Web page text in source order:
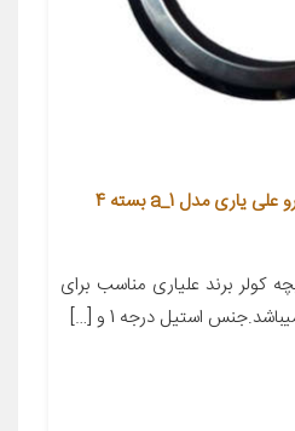
استیل دور دریچه کولر خودرو علی یاری مدل a_1 بسته 4
کولر برند علیاری مناسب برای